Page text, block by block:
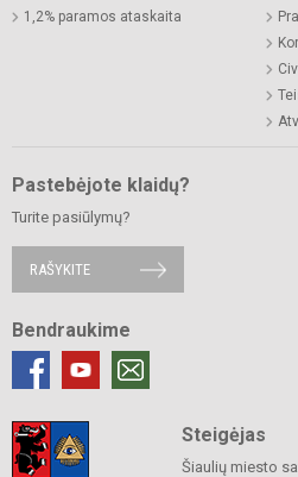
1,2% paramos ataskaita
Pastebėjote klaidų?
Turite pasiūlymų?
RAŠYKITE
Bendraukime
Steigėjas
Šiaulių miesto